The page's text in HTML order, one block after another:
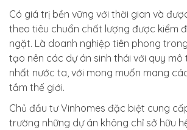
Có giá trị bền vững với thời gian và
theo tiêu chuẩn chất lượng được kiểm
ngặt. Là doanh nghiệp tiên phong
tạo nên các dự án sinh thái với quy
nhất nước ta, với mong muốn mang
tầm thế giới.
Chủ đầu tư Vinhomes đặc biệt cung
trường những dự án không chỉ sở hữu